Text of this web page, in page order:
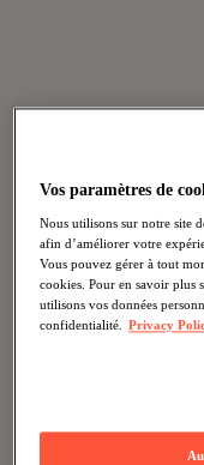
Vos paramètres de
Nous utilisons sur notre site
afin d’améliorer votre
Vous pouvez gérer à tout
cookies. Pour en savoir plus
utilisons vos données
confidentialité. Privacy